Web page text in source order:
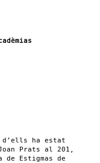
ha estat
Prats al 201,
Estigmas de